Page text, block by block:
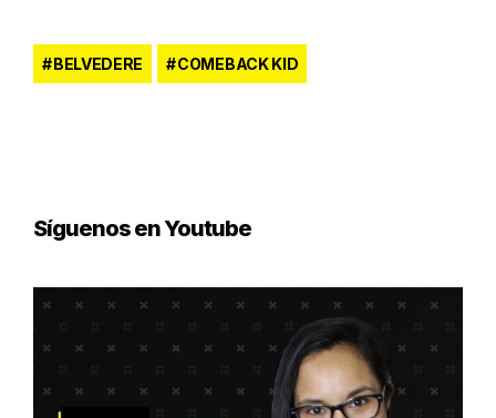
BELVEDERE COMEBACK KID
Síguenos en Youtube